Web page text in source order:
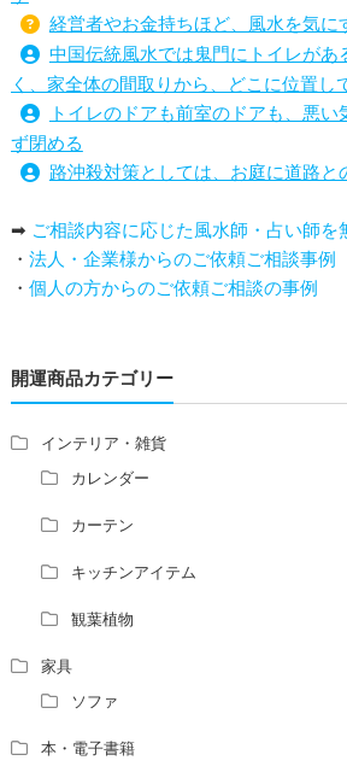
経営者やお金持ちほど、風水を気に
中国伝統風水では鬼門にトイレがあ
く、家全体の間取りから、どこに位置し
トイレのドアも前室のドアも、悪
ず閉める
路沖殺対策としては、お庭に道路と
庭を広げると路沖殺（ろちゅうさつ
トイレ前室のドアの開け閉めについて
増築して家相の中心軸が変わると、
占い師さんは、幽霊を見たことがあ
家相風水の診断・鑑定料金や相場に
家相・風水の鑑定料金の相場が知り
風水の流派について教えてください。
風水師になるには、どんな勉強をす
➡ ご相談内容に応じた風水師・占い師を
・ 法人・企業様からのご依頼ご相談事例
・ 個人の方からのご依頼ご相談の事例
開運商品カテゴリー
インテリア・雑貨
カレンダー
カーテン
キッチンアイテム
観葉植物
家具
ソファ
本・電子書籍